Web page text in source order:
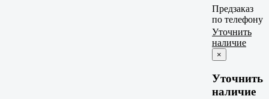
Предзаказ
по телефону
Уточнить
наличие
×
Уточнить
наличие